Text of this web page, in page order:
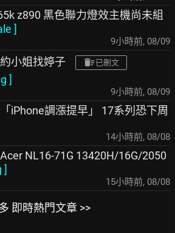
z890 黑色聯力燈效主機尚未組
]
9小時前, 08/09
小姐找婷子 已刪文
]
9小時前, 08/09
iPhone調漲提早」 17系列恐下周
14小時前, 08/08
NL16-71G 13420H/16G/2050
]
15小時前, 08/08
即時熱門文章 >>